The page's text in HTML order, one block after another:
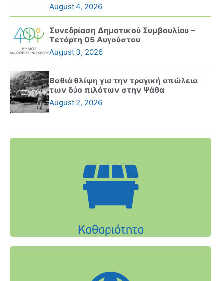
August 4, 2026
Συνεδρίαση Δημοτικού Συμβουλίου –
Τετάρτη 05 Αυγούστου
August 3, 2026
Βαθιά θλίψη για την τραγική απώλεια
των δύο πιλότων στην Ψάθα
August 2, 2026